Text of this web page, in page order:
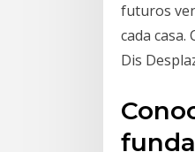
futuros
cada
Dis